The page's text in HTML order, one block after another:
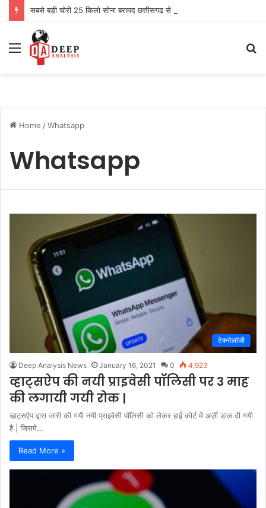
सबसे बड़ी चोरी 25 किलो सोना बरामद छत्तीसगढ़ से दो को पकड़ा
Menu
Home /Whatsapp
Whatsapp
टेक्नोलॉजी
Deep Analysis News January 16, 2021 0 4,923
व्हाट्सऐप की नयी प्राइवेसी पॉलिसी पर 3 माह
की लगायी गयी रोक |
व्हाट्सऐप द्वारा जारी की गयी नयी प्राइवेसी पॉलिसी को लेकर हाई कोर्ट में अर्ज़ी डाल दी गयी
है | जिसमे…
Read More »